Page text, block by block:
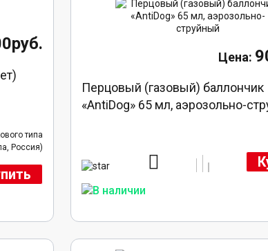
типа
Россия)
Перцовый (газовый) баллончик
«AntiDog» 65 мл, аэрозольно-